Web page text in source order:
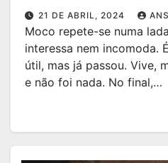
21 DE ABRIL, 2024
Moco repete-se numa
interessa nem incomoda.
útil, mas já passou. Vive,
e não foi nada. No final,…